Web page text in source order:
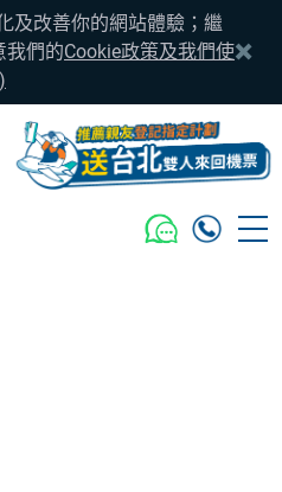
及改善你的網站體驗；繼
我們的Cookie政策及我們使